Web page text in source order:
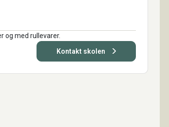
og med rullevarer.
Kontakt skolen